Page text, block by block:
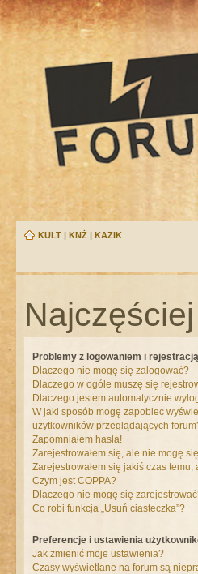
KULT | KNŻ | KAZIK
Problemy z logowaniem i rejestracją
Dlaczego nie mogę się zalogować?
Dlaczego w ogóle muszę się
Dlaczego jestem automatycznie
W jaki sposób mogę zapobiec
użytkowników przeglądających
Zapomniałem hasła!
Zarejestrowałem się, ale nie mogę
Zarejestrowałem się jakiś czas
Czym jest COPPA?
Dlaczego nie mogę się
Co robi funkcja „Usuń ciasteczka”?
Preferencje i ustawienia
Jak zmienić moje ustawienia?
Czasy wyświetlane na forum są